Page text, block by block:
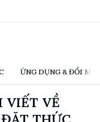
ỨNG DỤNG & ĐỔI
VIẾT VỀ